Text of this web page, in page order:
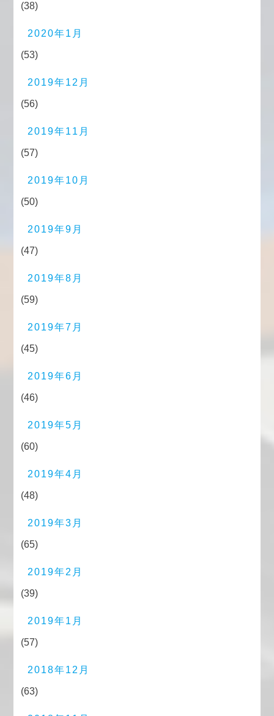
(38)
2020年1月
(53)
2019年12月
(56)
2019年11月
(57)
2019年10月
(50)
2019年9月
(47)
2019年8月
(59)
2019年7月
(45)
2019年6月
(46)
2019年5月
(60)
2019年4月
(48)
2019年3月
(65)
2019年2月
(39)
2019年1月
(57)
2018年12月
(63)